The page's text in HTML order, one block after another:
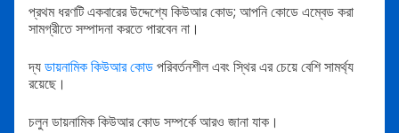
প্রথম ধরণটি একবারের উদ্দেশ্যে কিউআর কোড; আপনি কোডে এম্বেড করা
সামগ্রীতে সম্পাদনা করতে পারবেন না।
দ্যডায়নামিক কিউআর কোডপরিবর্তনশীল এবং স্থির এর চেয়ে বেশি সামর্থ্য
রয়েছে।
চলুন ডায়নামিক কিউআর কোড সম্পর্কে আরও জানা যাক।